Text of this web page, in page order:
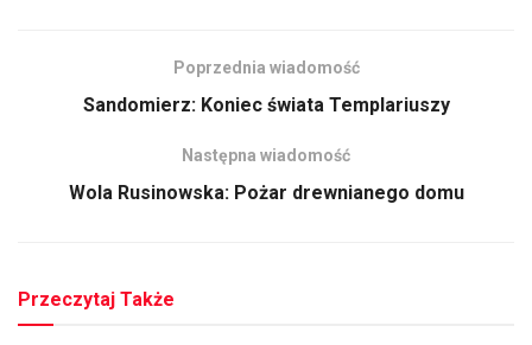
Poprzednia wiadomość
Sandomierz: Koniec świata Templariuszy
Następna wiadomość
Wola Rusinowska: Pożar drewnianego domu
Przeczytaj Także